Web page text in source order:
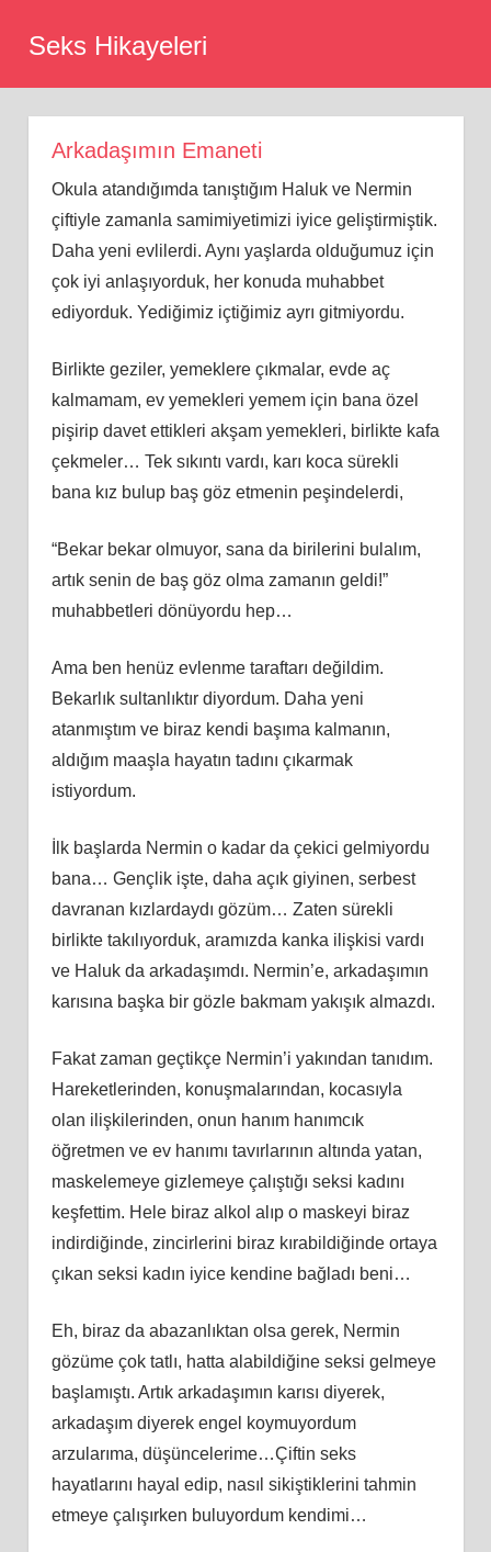
Seks Hikayeleri
Arkadaşımın Emaneti
Okula atandığımda tanıştığım Haluk ve Nermin
çiftiyle zamanla samimiyetimizi iyice geliştirmiştik.
Daha yeni evlilerdi. Aynı yaşlarda olduğumuz için
çok iyi anlaşıyorduk, her konuda muhabbet
ediyorduk. Yediğimiz içtiğimiz ayrı gitmiyordu.
Birlikte geziler, yemeklere çıkmalar, evde aç
kalmamam, ev yemekleri yemem için bana özel
pişirip davet ettikleri akşam yemekleri, birlikte kafa
çekmeler… Tek sıkıntı vardı, karı koca sürekli
bana kız bulup baş göz etmenin peşindelerdi,
“Bekar bekar olmuyor, sana da birilerini bulalım,
artık senin de baş göz olma zamanın geldi!”
muhabbetleri dönüyordu hep…
Ama ben henüz evlenme taraftarı değildim.
Bekarlık sultanlıktır diyordum. Daha yeni
atanmıştım ve biraz kendi başıma kalmanın,
aldığım maaşla hayatın tadını çıkarmak
istiyordum.
İlk başlarda Nermin o kadar da çekici gelmiyordu
bana… Gençlik işte, daha açık giyinen, serbest
davranan kızlardaydı gözüm… Zaten sürekli
birlikte takılıyorduk, aramızda kanka ilişkisi vardı
ve Haluk da arkadaşımdı. Nermin’e, arkadaşımın
karısına başka bir gözle bakmam yakışık almazdı.
Fakat zaman geçtikçe Nermin’i yakından tanıdım.
Hareketlerinden, konuşmalarından, kocasıyla
olan ilişkilerinden, onun hanım hanımcık
öğretmen ve ev hanımı tavırlarının altında yatan,
maskelemeye gizlemeye çalıştığı seksi kadını
keşfettim. Hele biraz alkol alıp o maskeyi biraz
indirdiğinde, zincirlerini biraz kırabildiğinde ortaya
çıkan seksi kadın iyice kendine bağladı beni…
Eh, biraz da abazanlıktan olsa gerek, Nermin
gözüme çok tatlı, hatta alabildiğine seksi gelmeye
başlamıştı. Artık arkadaşımın karısı diyerek,
arkadaşım diyerek engel koymuyordum
arzularıma, düşüncelerime…Çiftin seks
hayatlarını hayal edip, nasıl sikiştiklerini tahmin
etmeye çalışırken buluyordum kendimi…